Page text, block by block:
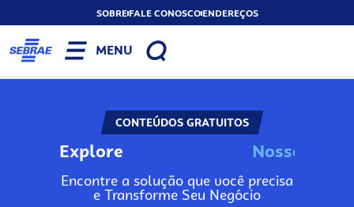
SOBREFALE CONOSCOENDEREÇOS
MENU
CONTEÚDOS GRATUITOS
Explore Nosso
Encontre a solução que você precisa
e Transforme Seu Negócio